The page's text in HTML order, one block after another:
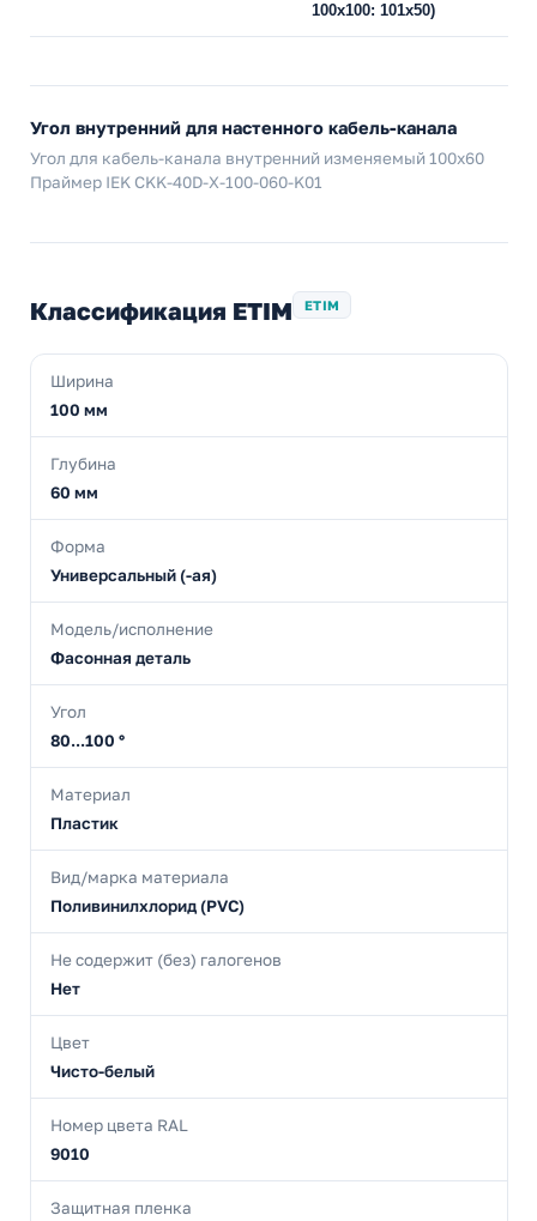
100х100: 101х50)
Угол внутренний для настенного кабель-канала
Угол для кабель-канала внутренний изменяемый 100х60
Праймер IEK CKK-40D-X-100-060-K01
Классификация ETIM ETIM
Ширина
100 мм
Глубина
60 мм
Форма
Универсальный (-ая)
Модель/исполнение
Фасонная деталь
Угол
80...100 °
Материал
Пластик
Вид/марка материала
Поливинилхлорид (PVC)
Не содержит (без) галогенов
Нет
Цвет
Чисто-белый
Номер цвета RAL
9010
Защитная пленка